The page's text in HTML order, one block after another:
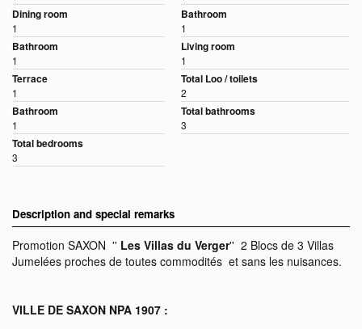
Dining room
1
Bathroom
1
Bathroom
1
Living room
1
Terrace
1
Total Loo / toilets
2
Bathroom
1
Total bathrooms
3
Total bedrooms
3
Description and special remarks
Promotion SAXON '' Les Villas du Verger'' 2 Blocs de 3 Villas
Jumelées proches de toutes commodités et sans les nuisances.
VILLE DE SAXON NPA 1907 :